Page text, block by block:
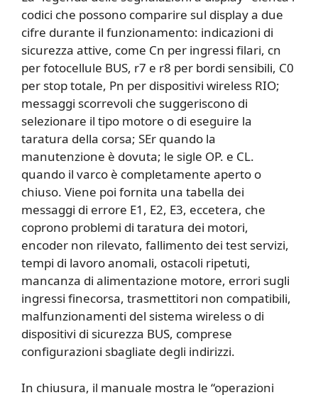
codici che possono comparire sul display a due
cifre durante il funzionamento: indicazioni di
sicurezza attive, come Cn per ingressi filari, cn
per fotocellule BUS, r7 e r8 per bordi sensibili, C0
per stop totale, Pn per dispositivi wireless RIO;
messaggi scorrevoli che suggeriscono di
selezionare il tipo motore o di eseguire la
taratura della corsa; SEr quando la
manutenzione è dovuta; le sigle OP. e CL.
quando il varco è completamente aperto o
chiuso. Viene poi fornita una tabella dei
messaggi di errore E1, E2, E3, eccetera, che
coprono problemi di taratura dei motori,
encoder non rilevato, fallimento dei test servizi,
tempi di lavoro anomali, ostacoli ripetuti,
mancanza di alimentazione motore, errori sugli
ingressi finecorsa, trasmettitori non compatibili,
malfunzionamenti del sistema wireless o di
dispositivi di sicurezza BUS, comprese
configurazioni sbagliate degli indirizzi.
In chiusura, il manuale mostra le “operazioni